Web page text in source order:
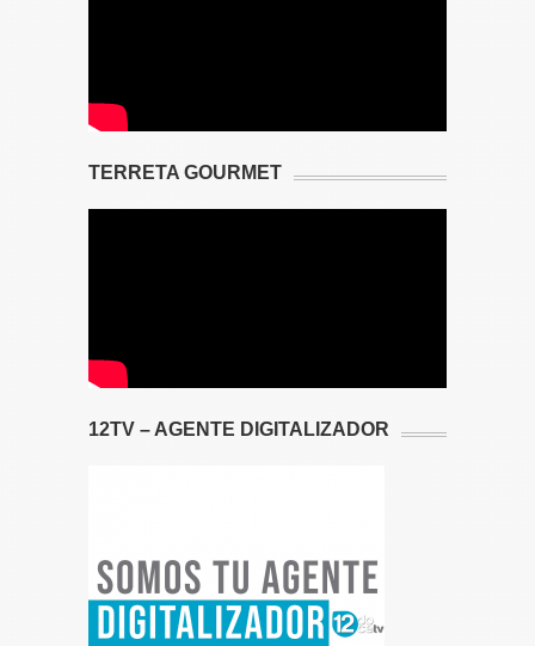
TERRETA GOURMET
12TV – AGENTE DIGITALIZADOR